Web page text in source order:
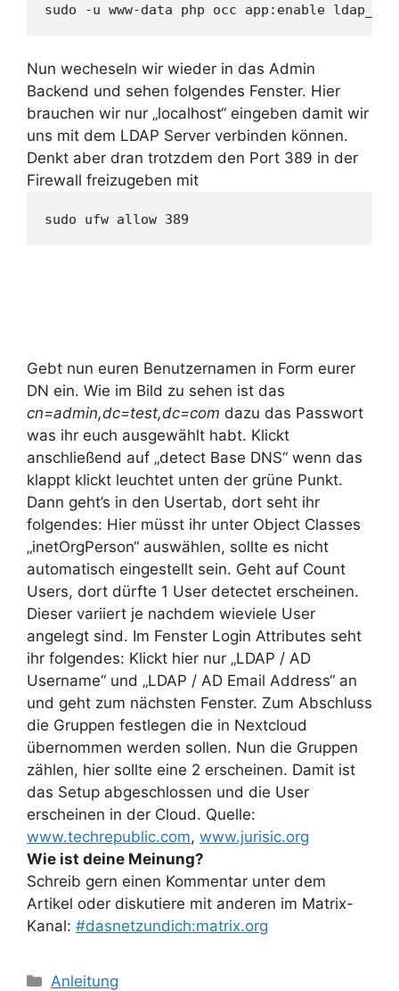
sudo -u www-data php occ app:enable
Nun wecheseln wir wieder in das Admin
Backend und sehen folgendes Fenster. Hier
brauchen wir nur „localhost“ eingeben damit wir
uns mit dem LDAP Server verbinden können.
Denkt aber dran trotzdem den Port 389 in der
Firewall freizugeben mit
sudo ufw allow 389
Gebt nun euren Benutzernamen in Form eurer
DN ein. Wie im Bild zu sehen ist das
cn=admin,dc=test,dc=com dazu das Passwort
was ihr euch ausgewählt habt. Klickt
anschließend auf „detect Base DNS“ wenn das
klappt klickt leuchtet unten der grüne Punkt.
Dann geht’s in den Usertab, dort seht ihr
folgendes: Hier müsst ihr unter Object Classes
„inetOrgPerson“ auswählen, sollte es nicht
automatisch eingestellt sein. Geht auf Count
Users, dort dürfte 1 User detectet erscheinen.
Dieser variiert je nachdem wieviele User
angelegt sind. Im Fenster Login Attributes seht
ihr folgendes: Klickt hier nur „LDAP / AD
Username“ und „LDAP / AD Email Address“ an
und geht zum nächsten Fenster. Zum Abschluss
die Gruppen festlegen die in Nextcloud
übernommen werden sollen. Nun die Gruppen
zählen, hier sollte eine 2 erscheinen. Damit ist
das Setup abgeschlossen und die User
erscheinen in der Cloud. Quelle:
www.techrepublic.com, www.jurisic.org
Wie ist deine Meinung?
Schreib gern einen Kommentar unter dem
Artikel oder diskutiere mit anderen im Matrix-
Kanal: #dasnetzundich:matrix.org
Kategorien
Anleitung